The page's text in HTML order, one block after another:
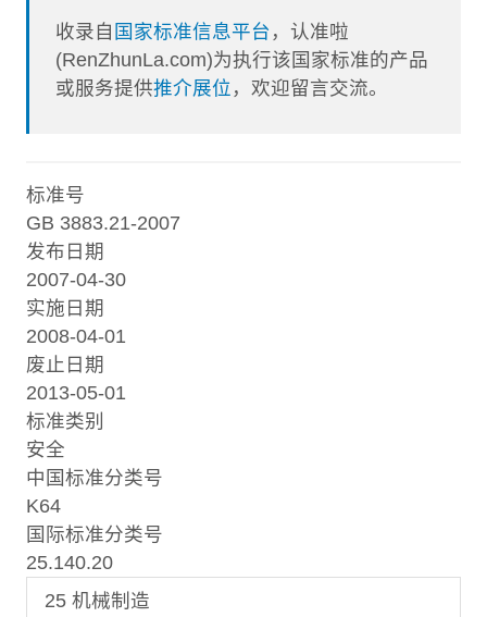
收录自 国家标准信息平台 ，认准啦
(RenZhunLa.com)为执行该国家标准的产品
或服务提供推介展位 ，欢迎留言交流。
标准号
GB 3883.21-2007
发布日期
2007-04-30
实施日期
2008-04-01
废止日期
2013-05-01
标准类别
安全
中国标准分类号
K64
国际标准分类号
25.140.20
25 机械制造